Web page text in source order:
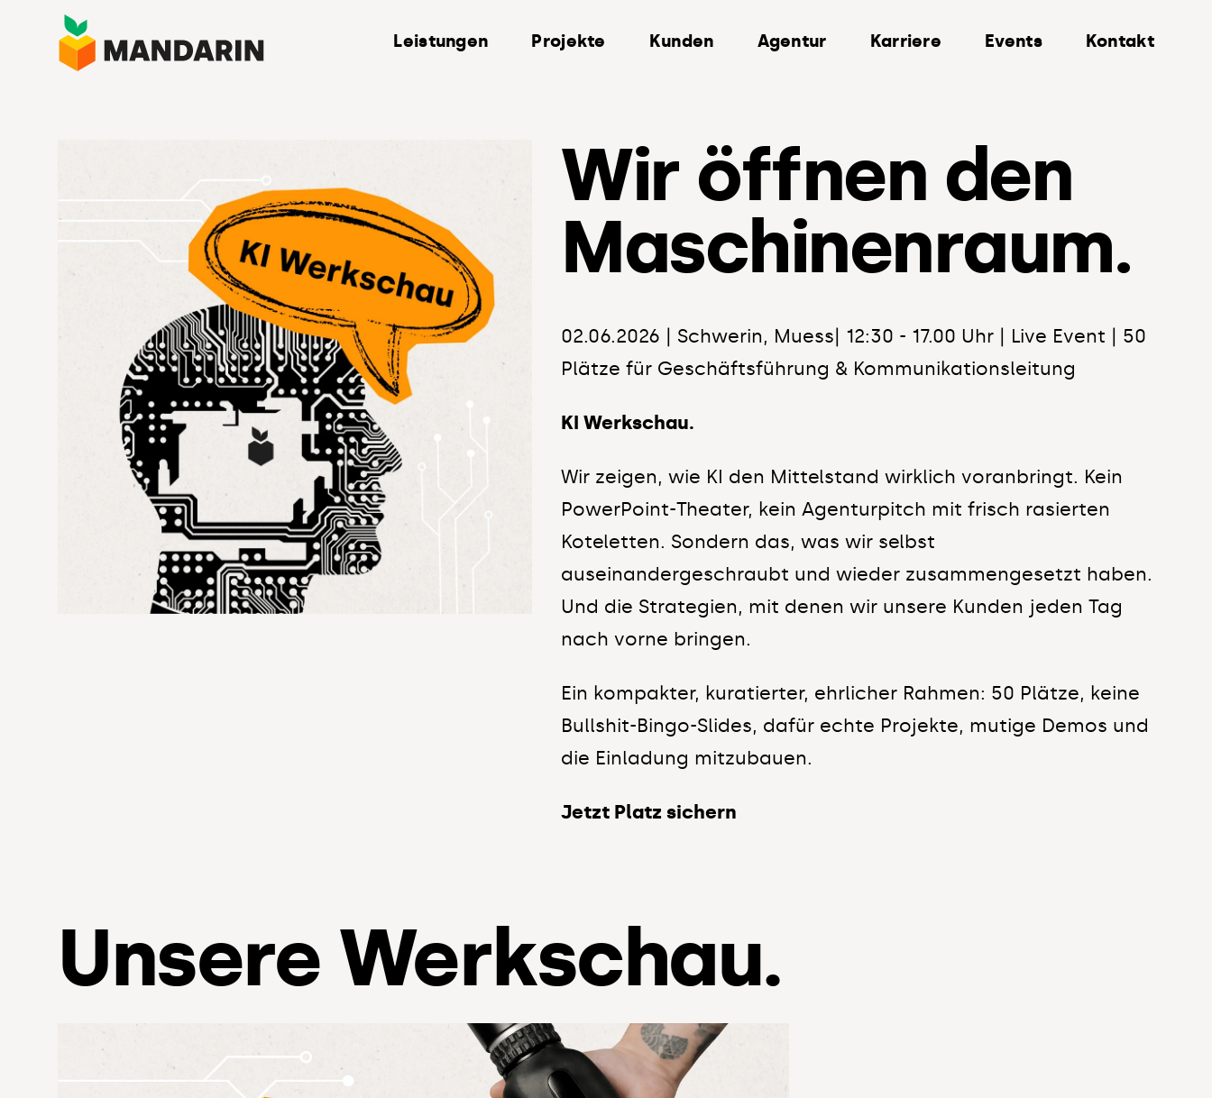
Leistungen Projekte Kunden Agentur Karriere Events Kontakt
Wir öffnen den
Maschinenraum.
02.06.2026 | Schwerin, Muess| 12:30 - 17.00 Uhr | Live Event | 50
Plätze für Geschäftsführung & Kommunikationsleitung
KI Werkschau.
Wir zeigen, wie KI den Mittelstand wirklich voranbringt. Kein
PowerPoint-Theater, kein Agenturpitch mit frisch rasierten
Koteletten. Sondern das, was wir selbst
auseinandergeschraubt und wieder zusammengesetzt haben.
Und die Strategien, mit denen wir unsere Kunden jeden Tag
nach vorne bringen.
Ein kompakter, kuratierter, ehrlicher Rahmen: 50 Plätze, keine
Bullshit-Bingo-Slides, dafür echte Projekte, mutige Demos und
die Einladung mitzubauen.
Jetzt Platz sichern
Unsere Werkschau.
Winke, Winke
0385 - 32 65 02 0
info@mandarin.digital